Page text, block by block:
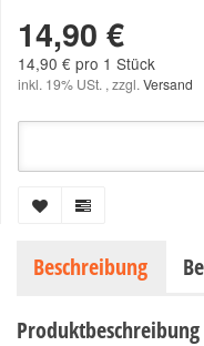
14,90 €
14,90 € pro 1 Stück
inkl. 19% USt. , zzgl. Versand
Beschreibung
Produktbeschreibung